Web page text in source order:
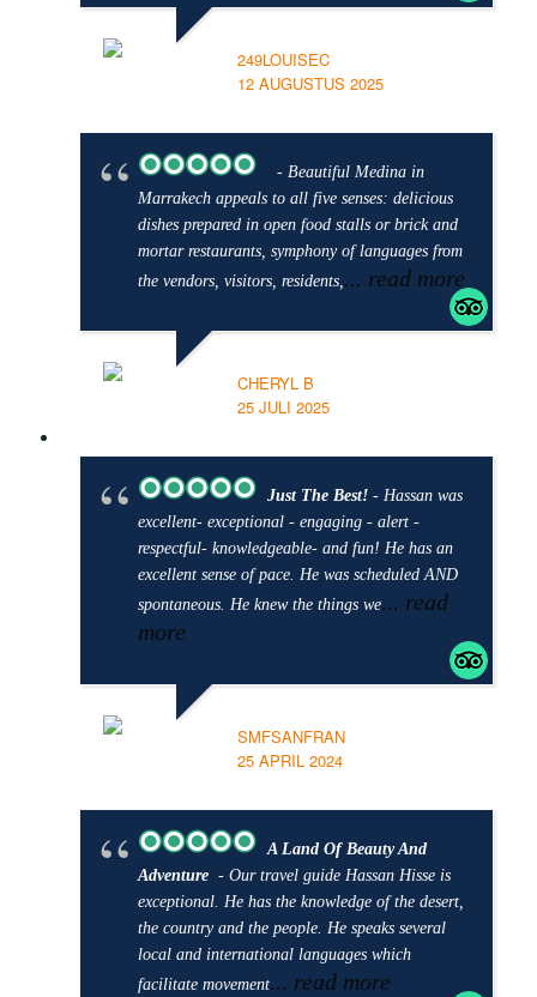
249LOUISEC
12 AUGUSTUS 2025
- Beautiful Medina in
Marrakech appeals to all five senses: delicious
dishes prepared in open food stalls or brick and
mortar restaurants, symphony of languages from
the vendors, visitors, residents,... read more
CHERYL B
25 JULI 2025
Just The Best! - Hassan was
excellent- exceptional - engaging - alert -
respectful- knowledgeable- and fun! He has an
excellent sense of pace. He was scheduled AND
spontaneous. He knew the things we... read
more
SMFSANFRAN
25 APRIL 2024
A Land Of Beauty And
Adventure - Our travel guide Hassan Hisse is
exceptional. He has the knowledge of the desert,
the country and the people. He speaks several
local and international languages which
facilitate movement... read more